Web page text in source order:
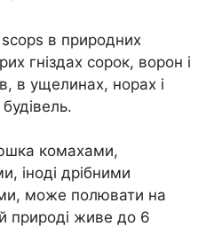
в природних
гніздах сорок, ворон і
в ущелинах, норах і
комахами,
іноді дрібними
може полювати на
природі живе до 6